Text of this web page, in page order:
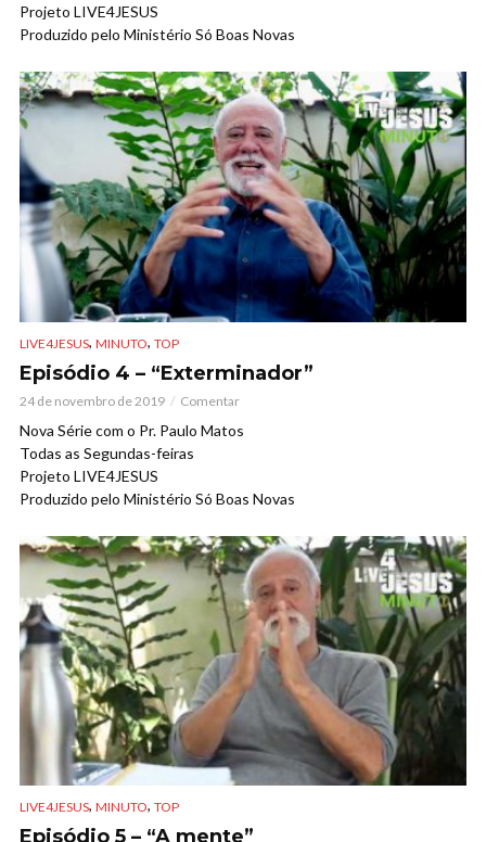
Projeto LIVE4JESUS
Produzido pelo Ministério Só Boas Novas
LIVE4JESUS, MINUTO, TOP
Episódio 4 – “Exterminador”
24 de novembro de 2019 Comentar
Nova Série com o Pr. Paulo Matos
Todas as Segundas-feiras
Projeto LIVE4JESUS
Produzido pelo Ministério Só Boas Novas
LIVE4JESUS, MINUTO, TOP
Episódio 5 – “A mente”